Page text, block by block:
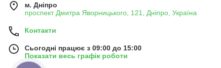
м. Дніпро
проспект Дмитра Яворницького, 121, Дніпро, Україна
Контакти
Сьогодні працює з 09:00 до 15:00
Показати весь графік роботи